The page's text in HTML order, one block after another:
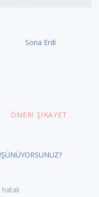
Sona Erdi
ÖNERI ŞIKAYET